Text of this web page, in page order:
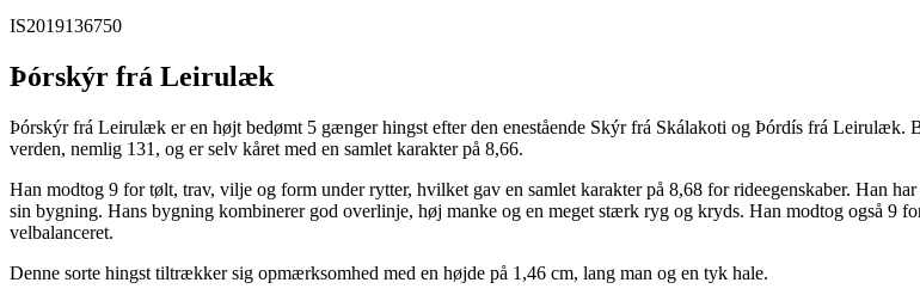
IS2019136750
Þórskýr frá Leirulæk
Þórskýr frá Leirulæk er en højt bedømt 5 gænger hingst efter den enestående Skýr frá Skálakoti og Þórdís frá
verden, nemlig 131, og er selv kåret med en samlet karakter på 8,66.
Han modtog 9 for tølt, trav, vilje og form under rytter, hvilket gav en samlet karakter på 8,68 for rideegenskaber. Han
sin bygning. Hans bygning kombinerer god overlinje, høj manke og en meget stærk ryg og kryds. Han modtog også 9
velbalanceret.
Denne sorte hingst tiltrækker sig opmærksomhed med en højde på 1,46 cm, lang man og en tyk hale.